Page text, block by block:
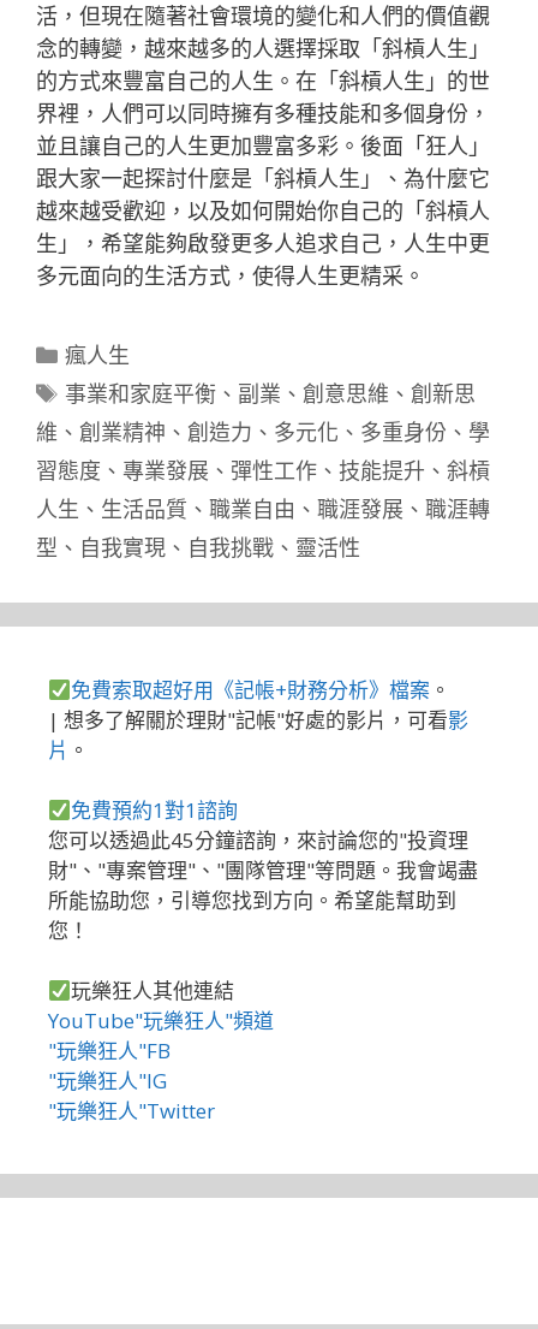
活，但現在隨著社會環境的變化和人們的價值觀
念的轉變，越來越多的人選擇採取「斜槓人生」
的方式來豐富自己的人生。在「斜槓人生」的世
界裡，人們可以同時擁有多種技能和多個身份，
並且讓自己的人生更加豐富多彩。後面「狂人」
跟大家一起探討什麼是「斜槓人生」、為什麼它
越來越受歡迎，以及如何開始你自己的「斜槓人
生」，希望能夠啟發更多人追求自己，人生中更
多元面向的生活方式，使得人生更精采。
分
類
瘋人生
標
籤
事業和家庭平衡、 副業 、 創意思維、 創新思
維 、 創業精神 、 創造力 、 多元化 、 多重身份 、 學
習態度 、 專業發展 、 彈性工作 、 技能提升 、 斜槓
人生 、 生活品質 、 職業自由 、 職涯發展 、 職涯轉
型 、 自我實現 、 自我挑戰 、 靈活性
免費索取超好用《記帳+財務分析》檔案 。
| 想多了解關於理財"記帳"好處的影片，可看影
片 。
免費預約1對1諮詢
您可以透過此45分鐘諮詢，來討論您的"投資理
財"、"專案管理"、"團隊管理"等問題。我會竭盡
所能協助您，引導您找到方向。希望能幫助到
您！
玩樂狂人其他連結
YouTube"玩樂狂人"頻道
"玩樂狂人"FB
"玩樂狂人"IG
"玩樂狂人"Twitter